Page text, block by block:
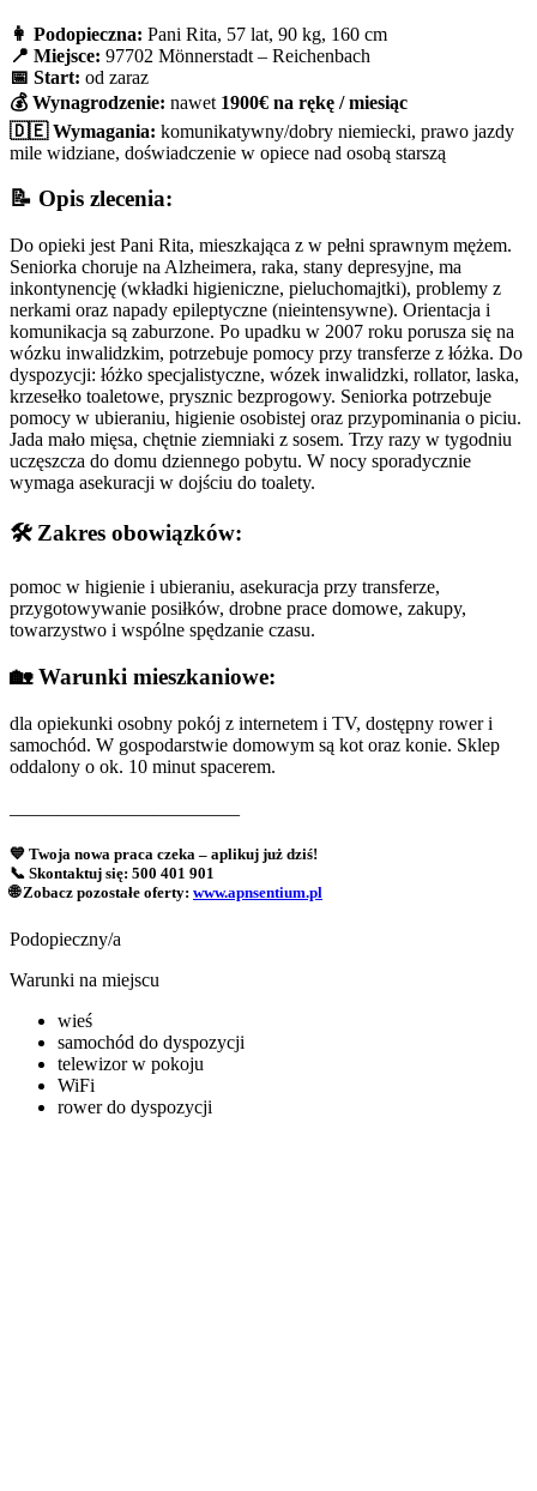
👩 Podopieczna: Pani Rita, 57 lat, 90 kg, 160 cm
📍 Miejsce: 97702 Mönnerstadt – Reichenbach
📅 Start: od zaraz
💰 Wynagrodzenie: nawet 1900€ na rękę / miesiąc
🇩🇪 Wymagania: komunikatywny/dobry niemiecki, prawo jazdy
mile widziane, doświadczenie w opiece nad osobą starszą
📝 Opis zlecenia:
Do opieki jest Pani Rita, mieszkająca z w pełni sprawnym mężem.
Seniorka choruje na Alzheimera, raka, stany depresyjne, ma
inkontynencję (wkładki higieniczne, pieluchomajtki), problemy z
nerkami oraz napady epileptyczne (nieintensywne). Orientacja i
komunikacja są zaburzone. Po upadku w 2007 roku porusza się na
wózku inwalidzkim, potrzebuje pomocy przy transferze z łóżka. Do
dyspozycji: łóżko specjalistyczne, wózek inwalidzki, rollator, laska,
krzesełko toaletowe, prysznic bezprogowy. Seniorka potrzebuje
pomocy w ubieraniu, higienie osobistej oraz przypominania o piciu.
Jada mało mięsa, chętnie ziemniaki z sosem. Trzy razy w tygodniu
uczęszcza do domu dziennego pobytu. W nocy sporadycznie
wymaga asekuracji w dojściu do toalety.
🛠️ Zakres obowiązków:
pomoc w higienie i ubieraniu, asekuracja przy transferze,
przygotowywanie posiłków, drobne prace domowe, zakupy,
towarzystwo i wspólne spędzanie czasu.
🏡Warunki mieszkaniowe:
dla opiekunki osobny pokój z internetem i TV, dostępny rower i
samochód. W gospodarstwie domowym są kot oraz konie. Sklep
oddalony o ok. 10 minut spacerem.
💙 Twoja nowa praca czeka – aplikuj już dziś!
📞 Skontaktuj się: 500 401 901
🌐 Zobacz pozostałe oferty: www.apnsentium.pl
Podopieczny/a
Warunki na miejscu
wieś
samochód do dyspozycji
telewizor w pokoju
WiFi
rower do dyspozycji